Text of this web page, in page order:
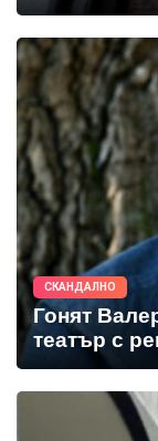
СКАНДАЛНО
Гонят
театър с